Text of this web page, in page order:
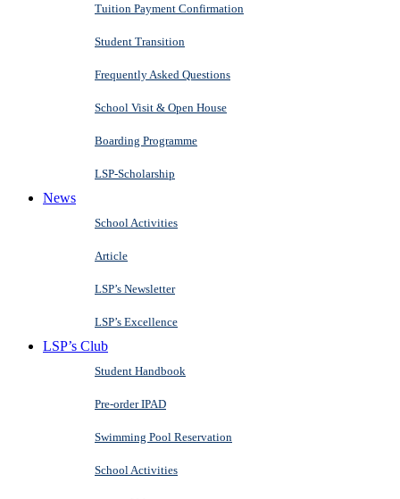
Tuition Payment Confirmation
Student Transition
Frequently Asked Questions
School Visit & Open House
Boarding Programme
LSP-Scholarship
News
School Activities
Article
LSP’s Newsletter
LSP’s Excellence
LSP’s Club
Student Handbook
Pre-order IPAD
Swimming Pool Reservation
School Activities